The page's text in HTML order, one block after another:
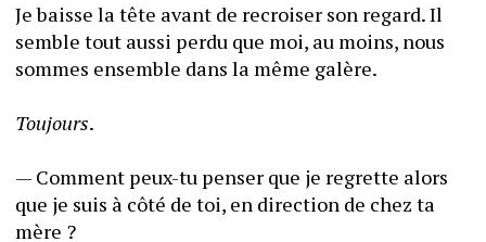
Je baisse la tête avant de recroiser son regard. Il
semble tout aussi perdu que moi, au moins, nous
sommes ensemble dans la même galère.
Toujours.
— Comment peux-tu penser que je regrette alors
que je suis à côté de toi, en direction de chez ta
mère ?